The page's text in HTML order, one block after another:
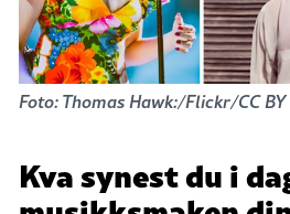
Foto: Thomas Hawk:/Flickr/CC BY
Kva synest du i